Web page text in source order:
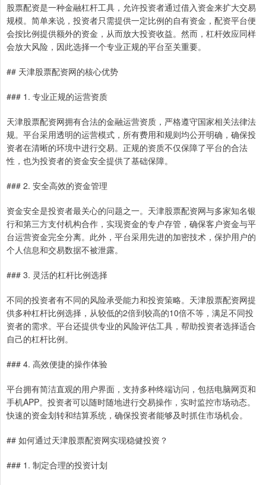
股票配资是一种金融杠杆工具，允许投资者通过借入资金来扩大交易
规模。简单来说，投资者只需提供一定比例的自有资金，配资平台便
会按比例提供额外的资金，从而放大投资收益。然而，杠杆效应同样
会放大风险，因此选择一个专业正规的平台至关重要。
## 天津股票配资网的核心优势
### 1. 专业正规的运营资质
天津股票配资网拥有合法的金融运营资质，严格遵守国家相关法律法
规。平台采用透明的运营模式，所有费用和规则均公开明确，确保投
资者在清晰的环境中进行交易。正规的资质不仅保障了平台的合法
性，也为投资者的资金安全提供了基础保障。
### 2. 安全高效的资金管理
资金安全是投资者最关心的问题之一。天津股票配资网与多家知名银
行和第三方支付机构合作，实现资金的专户存管，确保客户资金与平
台运营资金完全分离。此外，平台采用先进的加密技术，保护用户的
个人信息和交易数据不被泄露。
### 3. 灵活的杠杆比例选择
不同的投资者有不同的风险承受能力和投资策略。天津股票配资网提
供多种杠杆比例选择，从较低的2倍到较高的10倍不等，满足不同投
资者的需求。平台还提供专业的风险评估工具，帮助投资者选择适合
自己的杠杆比例。
### 4. 高效便捷的操作体验
平台拥有简洁直观的用户界面，支持多种终端访问，包括电脑网页和
手机APP。投资者可以随时随地进行交易操作，实时监控市场动态。
快速的资金划转和结算系统，确保投资者能够及时抓住市场机会。
## 如何通过天津股票配资网实现稳健投资？
### 1. 制定合理的投资计划